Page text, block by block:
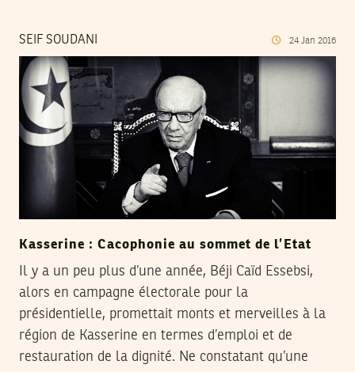
SEIF SOUDANI 24 Jan 2016
Kasserine : Cacophonie au sommet de l’Etat
Il y a un peu plus d’une année, Béji Caïd Essebsi,
alors en campagne électorale pour la
présidentielle, promettait monts et merveilles à la
région de Kasserine en termes d’emploi et de
restauration de la dignité. Ne constatant qu’une